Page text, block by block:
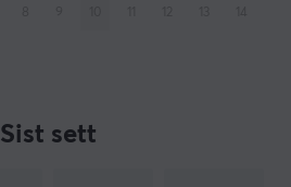
Sist sett